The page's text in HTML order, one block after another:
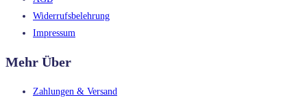
Widerrufsbelehrung
Impressum
Mehr Über
Zahlungen & Versand